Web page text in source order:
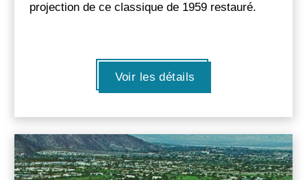
projection de ce classique de 1959 restauré.
Voir les détails